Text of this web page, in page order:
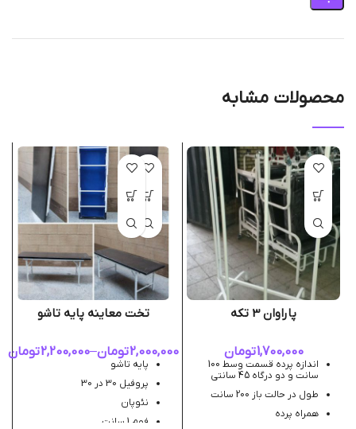
محصولات مشابه
پاراوان 3 تکه
1,700,000تومان
اندازه پرده قسمت وسط 100
سانت و دو درگاه 45 سانتی
طول در حالت باز 200 سانت
همراه پرده
تخت معاینه پایه تاشو
2,000,000تومان–
2,200,000تومان
پایه تاشو
پروفیل 30 در 30
نئوپان
فوم 1 سانت